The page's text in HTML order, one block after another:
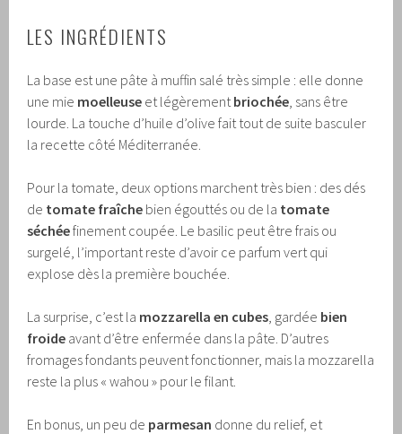
LES INGRÉDIENTS
La base est une pâte à muffin salé très simple : elle donne
une mie moelleuse et légèrement briochée , sans être
lourde. La touche d’huile d’olive fait tout de suite basculer
la recette côté Méditerranée.
Pour la tomate, deux options marchent très bien : des dés
de tomate fraîche bien égouttés ou de la tomate
séchéefinement coupée. Le basilic peut être frais ou
surgelé, l’important reste d’avoir ce parfum vert qui
explose dès la première bouchée.
La surprise, c’est la mozzarella en cubes , gardée bien
froide avant d’être enfermée dans la pâte. D’autres
fromages fondants peuvent fonctionner, mais la mozzarella
reste la plus « wahou » pour le filant.
En bonus, un peu de parmesan donne du relief, et